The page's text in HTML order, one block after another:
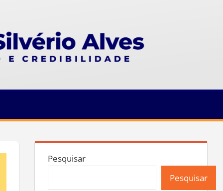
Pesquisar
Pesquisar